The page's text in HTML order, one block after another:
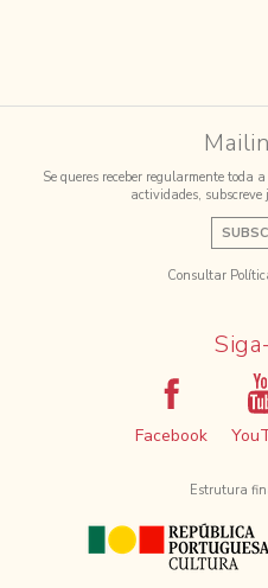
Se queres receber regularmente toda
actividades,
Consultar
Facebook
Estrutura